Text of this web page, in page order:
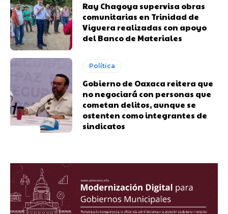
Ray Chagoya supervisa obras
comunitarias en Trinidad de
Viguera realizadas con apoyo
del Banco de Materiales
Política
Gobierno de Oaxaca reitera que
no negociará con personas que
cometan delitos, aunque se
ostenten como integrantes de
sindicatos